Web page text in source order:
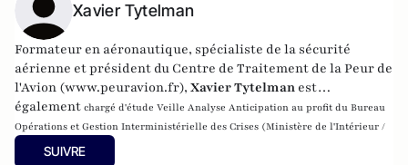
Xavier Tytelman
Formateur en aéronautique, spécialiste de la sécurité
aérienne et président du Centre de Traitement de la Peur de
l'Avion (www.peuravion.fr), Xavier Tytelman est
également chargé d'étude Veille Analyse Anticipation au profit du Bureau
Opérations et Gestion Interministérielle des Crises (Ministère de l'Intérieur /
DGSCGC).SUIVRE